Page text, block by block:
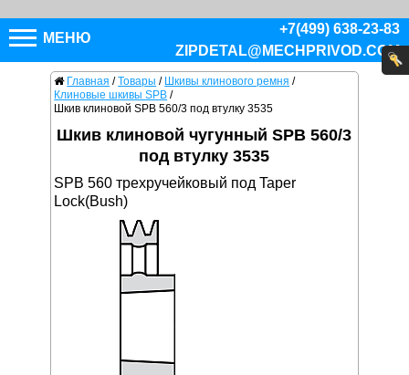
МЕНЮ
+7(499) 638-23-83
ZIPDETAL@MECHPRIVOD.COM
Главная / Товары / Шкивы клинового ремня /
Клиновые шкивы SPB /
Шкив клиновой SPB 560/3 под втулку 3535
Шкив клиновой чугунный SPB 560/3
под втулку 3535
SPB 560 трехручейковый под Taper
Lock(Bush)